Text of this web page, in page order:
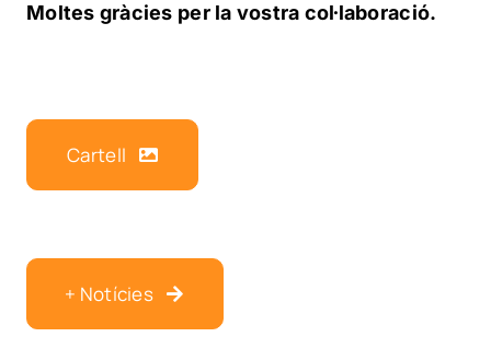
Moltes gràcies per la vostra col·laboració.
Cartell
+ Notícies